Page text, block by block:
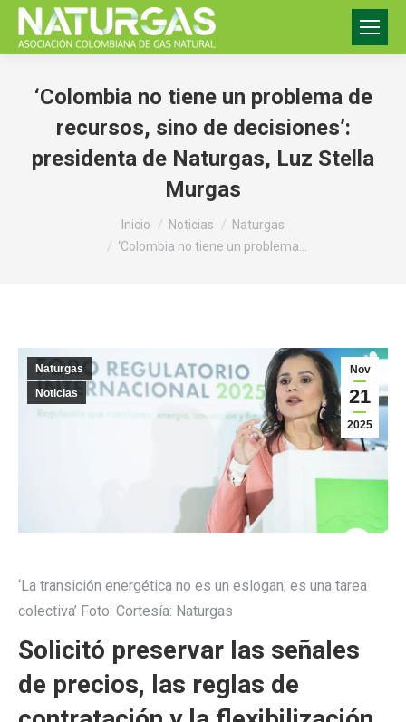
‘Colombia no tiene un problema de
recursos, sino de decisiones’:
presidenta de Naturgas, Luz Stella
Murgas
Inicio Noticias
Naturgas
‘Colombia no tiene un problema…
Nov
21
2025
Naturgas
Noticias
‘La transición energética no es un eslogan; es una tarea
colectiva’ Foto: Cortesía: Naturgas
Solicitó preservar las señales
de precios, las reglas de